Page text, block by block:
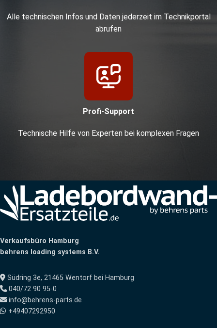
Alle technischen Infos und Daten jederzeit im Technikportal
abrufen
Profi-Support
Technische Hilfe von Experten bei komplexen Fragen
Verkaufsbüro Hamburg
behrens loading systems B.V.
Südring 3e, 21465 Wentorf bei Hamburg
040/72 90 95-0
info@behrens-parts.de
+49407292950